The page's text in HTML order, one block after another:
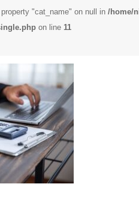
"cat_name" on null in /home/
on line 11